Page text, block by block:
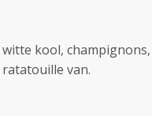
kool, champignons,
van.